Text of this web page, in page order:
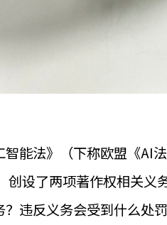
智能法》（下称欧盟《AI
创设了两项著作权相关
违反义务会受到什么处